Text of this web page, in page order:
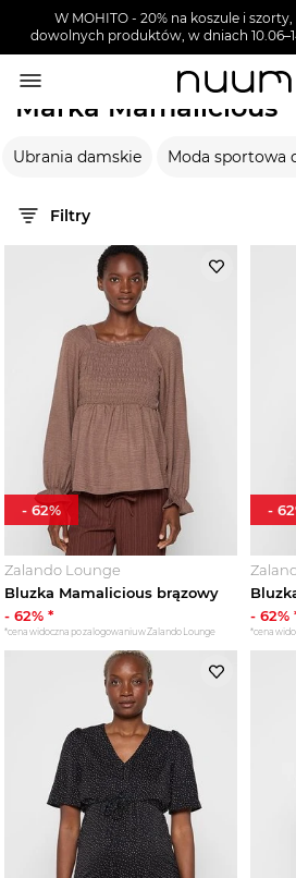
W MOHITO - 20% na koszule i
dowolnych produktów, w dniach
Wyprzedaże
Marka Mamalicious
Ubrania damskie Moda sportowa
Filtry
Zalando Lounge
Bluzka Mamalicious brązowy
- 62% *
*cena widoczna po zalogowaniu w Zalando Lounge
- 62%
- 62%
*cena
- 62